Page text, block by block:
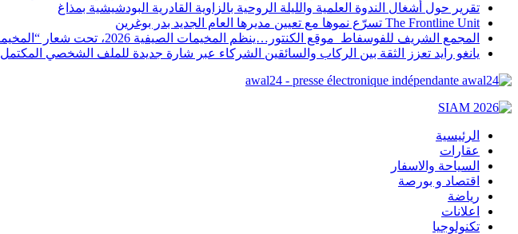
تقرير حول أشغال الندوة العلمية والليلة الروحية بالزاوية القادرية البودشيشية بمذاغ
The Frontline Unit تسرّع نموها مع تعيين مديرها العام الجديد بدر بوغرين
المجمع الشريف للفوسفاط موقع الكنتور…ينظم المخيمات الصيفية 2026، تحت شعار “المخيمات التربوية… رؤية جديدة لصناعة الحياة”.
يانغو رايد تعزز الثقة بين الركاب والسائقين الشركاء عبر شارة جديدة للملف الشخصي المكتمل
awal24 - presse électronique indépendante
الرئيسية
عقارات
السياحة والاسفار
اقتصاد و بورصة
رياضة
اعلانات
تكنولوجيا